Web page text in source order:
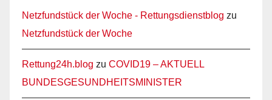
Netzfundstück der Woche - Rettungsdienstblog zu
Netzfundstück der Woche
Rettung24h.blog zu COVID19 – AKTUELL
BUNDESGESUNDHEITSMINISTER